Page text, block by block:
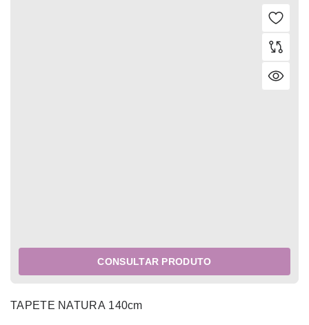
CONSULTAR PRODUTO
TAPETE NATURA 140cm